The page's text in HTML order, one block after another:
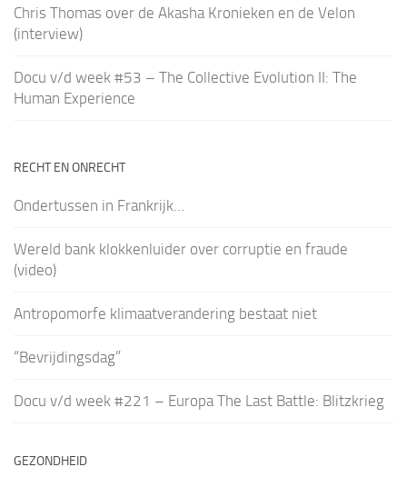
Chris Thomas over de Akasha Kronieken en de Velon
(interview)
Docu v/d week #53 – The Collective Evolution II: The
Human Experience
RECHT EN ONRECHT
Ondertussen in Frankrijk…
Wereld bank klokkenluider over corruptie en fraude
(video)
Antropomorfe klimaatverandering bestaat niet
“Bevrijdingsdag”
Docu v/d week #221 – Europa The Last Battle: Blitzkrieg
GEZONDHEID